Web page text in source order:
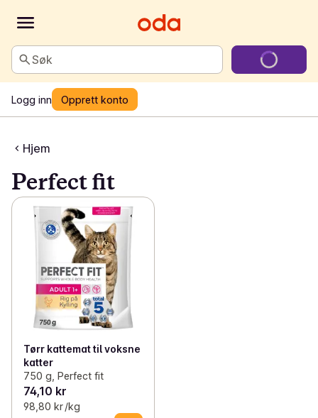
Søk
Logg inn Opprett konto
Hjem
Perfect fit
Tørr kattemat til voksne
katter
750 g, Perfect fit
74,10 kr
98,80 kr /kg